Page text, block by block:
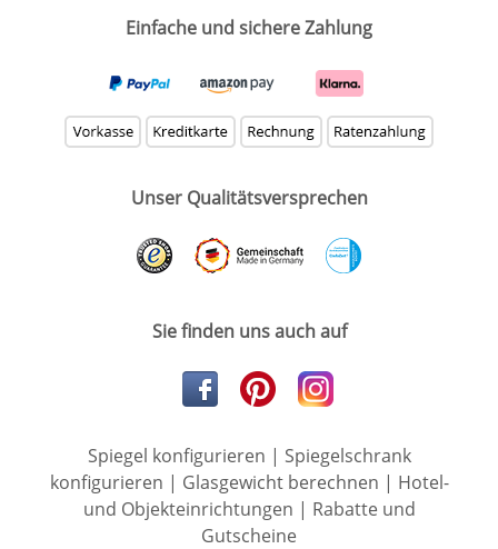
Einfache und sichere Zahlung
Unser Qualitätsversprechen
Sie finden uns auch auf
Spiegel konfigurieren | Spiegelschrank
konfigurieren | Glasgewicht berechnen | Hotel-
und Objekteinrichtungen | Rabatte und
Gutscheine